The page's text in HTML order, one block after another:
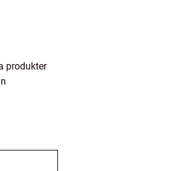
produkter